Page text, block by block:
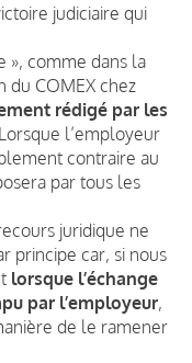
judiciaire qui
», comme dans la
du COMEX chez
rédigé par les
Lorsque l’employeur
contraire au
par tous les
juridique ne
principe car, si nous
lorsque l’échange
par l’employeur,
de le ramener